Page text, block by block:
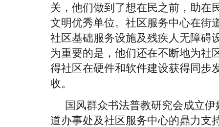
关，他们做到了想在民之前，助在
文明优秀单位。社区服务中心在街
社区基础服务设施及残疾人无障碍
为重要的是，他们还在不断地为社
得社区在硬件和软件建设获得同步
收。
国风群众书法普教研究会成立
道办事处及社区服务中心的鼎力支